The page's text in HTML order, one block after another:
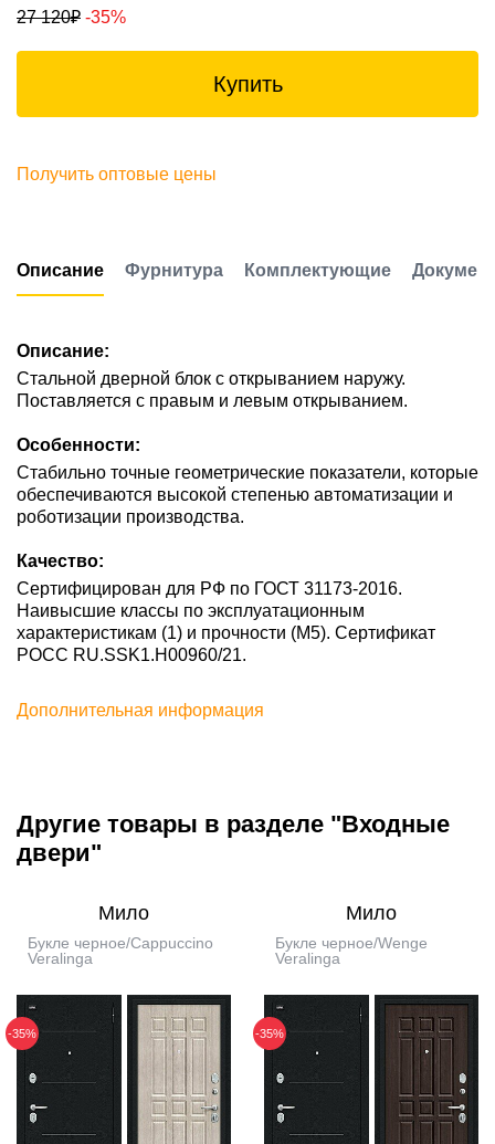
27 120₽ -35%
Купить
Получить оптовые цены
Описание Фурнитура Комплектующие
Описание:
Стальной дверной блок с открыванием наружу.
Поставляется с правым и левым открыванием.
Особенности:
Стабильно точные геометрические показатели, которые
обеспечиваются высокой степенью автоматизации и
роботизации производства.
Качество:
Сертифицирован для РФ по ГОСТ 31173-2016.
Наивысшие классы по эксплуатационным
характеристикам (1) и прочности (М5). Сертификат
POCC RU.SSK1.H00960/21.
Дополнительная информация
Другие товары в разделе "Входные
двери"
Мило
Букле черное/Cappuccino
Veralinga
-35%
Мило
Букле черное/Wenge
Veralinga
-35%